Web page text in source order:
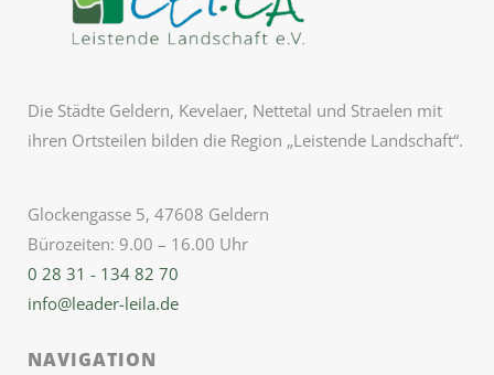
Die Städte Geldern, Kevelaer, Nettetal und Straelen mit
ihren Ortsteilen bilden die Region „Leistende Landschaft“.
Glockengasse 5, 47608 Geldern
Bürozeiten: 9.00 – 16.00 Uhr
0 28 31 - 134 82 70
info@leader-leila.de
NAVIGATION